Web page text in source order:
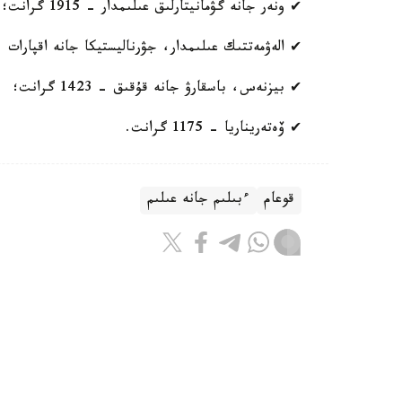
✔ ونەر جانە گۋمانيتارلىق عىلىمدار - 1915 گرانت؛
✔ الەۋمەتتىك عىلىمدار، جۋرناليستيكا جانە اقپارات - 1485
✔ بيزنەس، باسقارۋ جانە قۇقىق - 1423 گرانت؛
✔ ۆەتەريناريا - 1175 گرانت.
قوعام ءبىلىم جانە عىلىم